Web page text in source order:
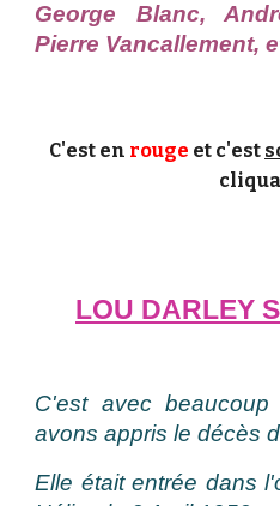
George Blanc,
Pierre Vancallement,
C'est en rouge et c'est
LOU DARLEY
C'est avec
avons appris le décès
Elle était entrée dans